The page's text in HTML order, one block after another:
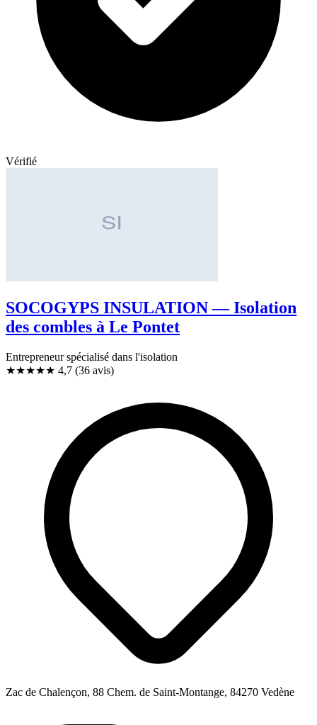
Vérifié
SOCOGYPS INSULATION — Isolation
des combles à Le Pontet
Entrepreneur spécialisé dans l'isolation
★★★★★ 4,7 (36 avis)
Zac de Chalençon, 88 Chem. de Saint-Montange, 84270 Vedène